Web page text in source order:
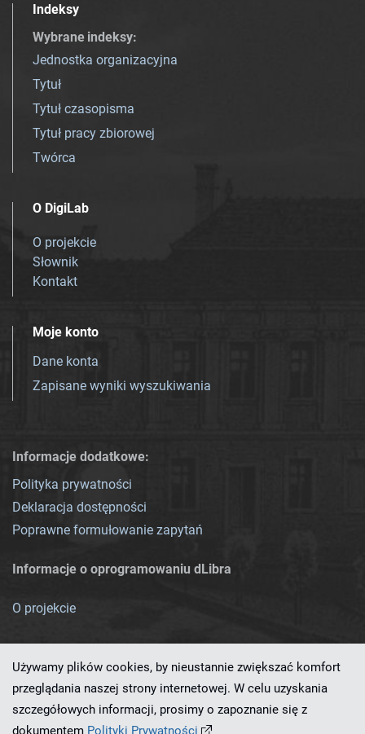
Indeksy
Wybrane indeksy:
Jednostka organizacyjna
Tytuł
Tytuł czasopisma
Tytuł pracy zbiorowej
Twórca
O DigiLab
O projekcie
Słownik
Kontakt
Moje konto
Dane konta
Zapisane wyniki wyszukiwania
Informacje dodatkowe:
Polityka prywatności
Deklaracja dostępności
Poprawne formułowanie zapytań
Informacje o oprogramowaniu dLibra
O projekcie
Ten serwis działa dzięki oprogramowaniu
Używamy plików cookies, by nieustannie zwiększać komfort
przeglądania naszej strony internetowej. W celu uzyskania
szczegółowych informacji, prosimy o zapoznanie się z
dokumentem Polityki Prywatności